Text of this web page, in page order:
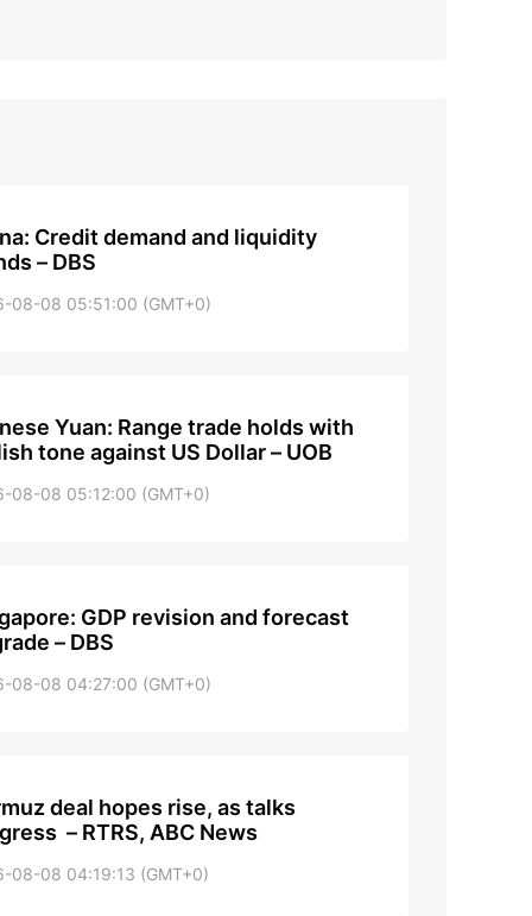
Credit demand and liquidity
– DBS
08-08 05:51:00 (GMT+0)
Yuan: Range trade holds with
tone against US Dollar – UOB
08-08 05:12:00 (GMT+0)
GDP revision and forecast
– DBS
08-08 04:27:00 (GMT+0)
deal hopes rise, as talks
– RTRS, ABC News
08-08 04:19:13 (GMT+0)